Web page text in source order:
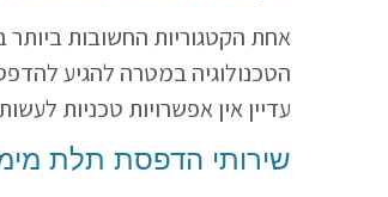
אחת הקטגוריות החשובות
הטכנולוגיה במטרה להגיע
עדיין אין אפשרויות טכניות
שירותי הדפסת תלת